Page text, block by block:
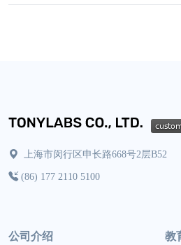
上海市闵行区申长路668号2层B52
(86) 177 2110 5100
公司介绍 教